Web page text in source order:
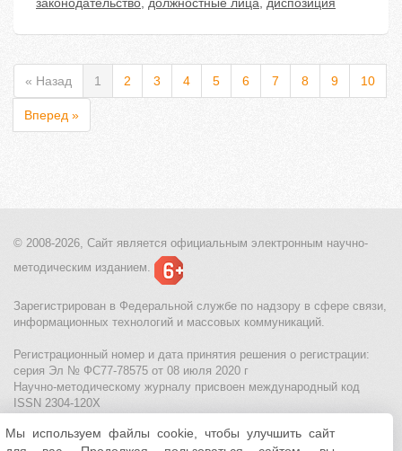
законодательство, должностные лица, диспозиция
« Назад 1 2 3 4 5 6 7 8 9 10
Вперед »
© 2008-2026, Сайт является официальным электронным научно-
методическим изданием.
Зарегистрирован в Федеральной службе по надзору в сфере связи,
информационных технологий и массовых коммуникаций.
Регистрационный номер и дата принятия решения о регистрации:
серия Эл № ФС77-78575 от 08 июля 2020 г
Научно-методическому журналу присвоен международный код
ISSN 2304-120X
МЦИТО|Школьные олимпиады и онлайн конкурсы для детей
Мы используем файлы cookie, чтобы улучшить сайт